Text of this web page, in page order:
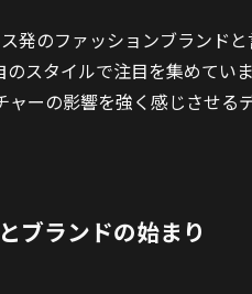
発のファッションブランド
スタイルで注目を集めてい
ーの影響を強く感じさせる
ブランドの始まり